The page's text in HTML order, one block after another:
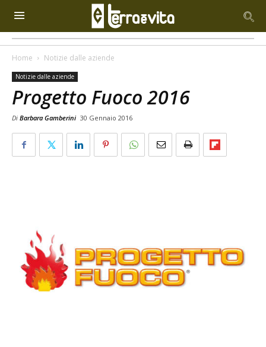
Home Notizie dalle aziende
Notizie dalle aziende
Progetto Fuoco 2016
Di Barbara Gamberini 30 Gennaio 2016